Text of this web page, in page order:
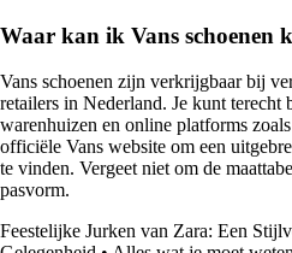
Waar kan ik Vans schoenen
Vans schoenen zijn verkrijgbaar bij
retailers in Nederland. Je kunt
warenhuizen en online platforms
officiële Vans website om een
te vinden. Vergeet niet om de
pasvorm.
Feestelijke Jurken van Zara: Een